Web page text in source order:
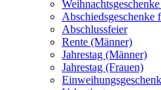
Abschiedsgeschenke
Abschlussfeier
Rente (Männer)
Jahrestag (Männer)
Jahrestag (Frauen)